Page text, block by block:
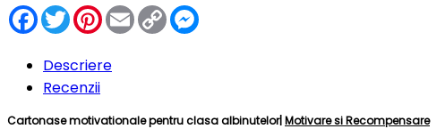
Facebook
TwitterPinterest
EmailCopy
Link
Descriere
Recenzii
Cartonase motivationale pentru clasa albinutelor| Motivare si Recompensare